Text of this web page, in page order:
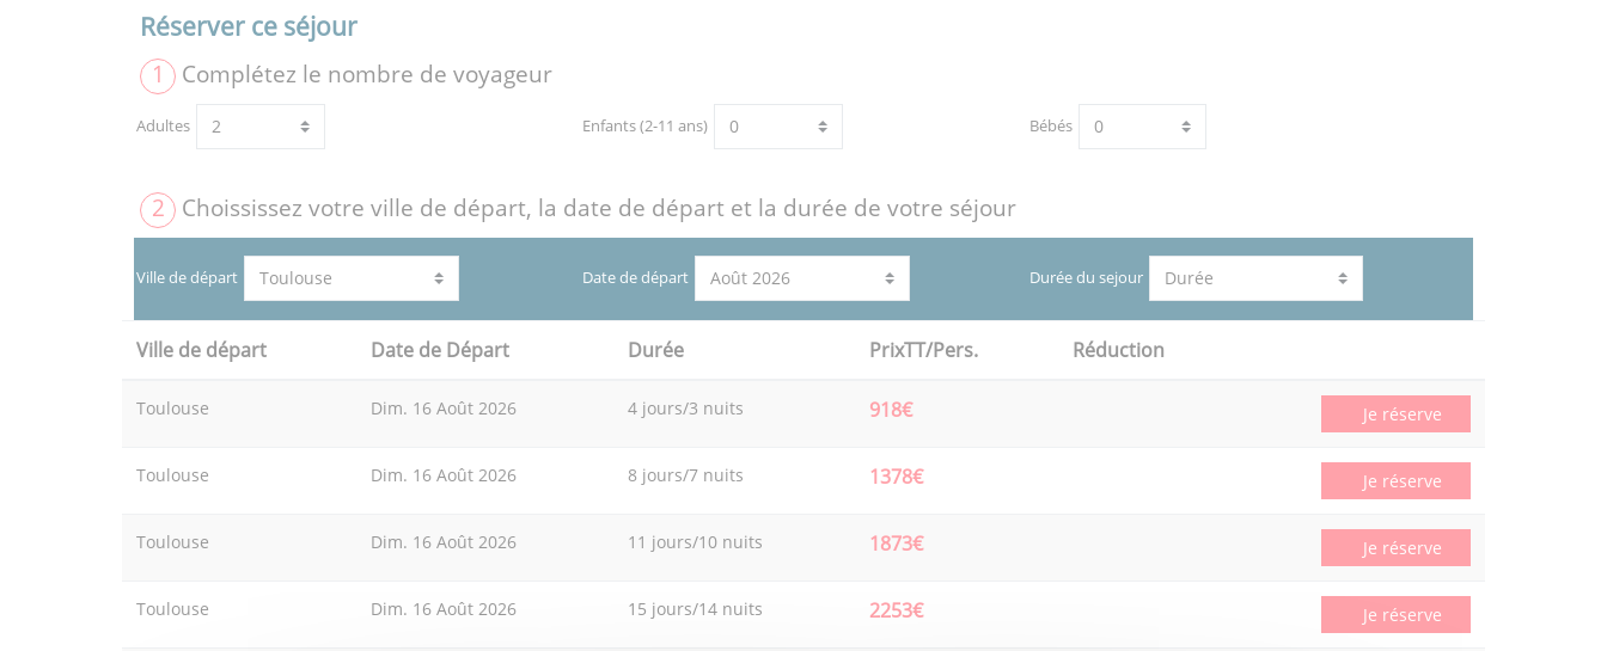
Réserver ce séjour
1 Complétez le nombre de voyageur
Adultes Enfants (2-11 ans) Bébés
2 Choississez votre ville de départ, la date de départ et la durée de votre séjour
Ville de départ Date de départ Durée du sejour
Ville de départ Date de Départ Durée PrixTT/Pers. Réduction
Toulouse Dim. 16 Août 2026 4 jours/3 nuits 918€ Je réserve
Toulouse Dim. 16 Août 2026 8 jours/7 nuits 1378€ Je réserve
Toulouse Dim. 16 Août 2026 11 jours/10 nuits 1873€ Je réserve
Toulouse Dim. 16 Août 2026 15 jours/14 nuits 2253€ Je réserve